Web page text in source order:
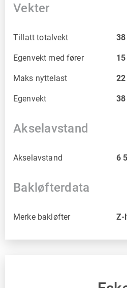
Vekter
Tillatt totalvekt
Egenvekt med fører
Maks nyttelast
Egenvekt
Akselavstand
Akselavstand 6
Bakløfterdata
Merke bakløfter Z-